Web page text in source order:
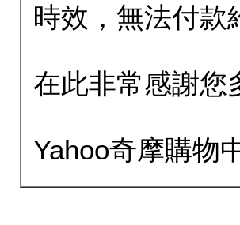
時效，無法付款
在此非常感謝您
Yahoo奇摩購